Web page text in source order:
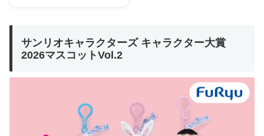
サンリオキャラクターズ キャラクター大賞
2026マスコットVol.2